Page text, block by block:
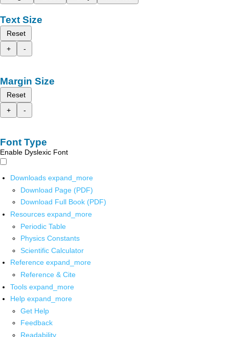
Text Size
Reset
+
-
Margin Size
Reset
+
-
Font Type
Enable Dyslexic Font
Downloads expand_more
Download Page (PDF)
Download Full Book (PDF)
Resources expand_more
Periodic Table
Physics Constants
Scientific Calculator
Reference expand_more
Reference & Cite
Tools expand_more
Help expand_more
Get Help
Feedback
Readability